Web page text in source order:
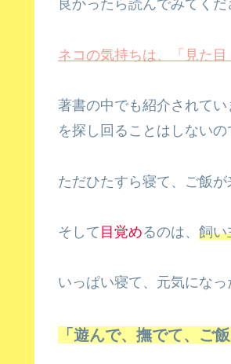
良かったら読んでみてくだ
ネコの気持ちは、「見た
著書の中でも紹介されてい
を探し回ることはしないの
ただひたすら寝て、ご飯
そして 目覚めるのは、 飼い
いっぱい寝て、元気になっ
「遊んで、撫でて、ご